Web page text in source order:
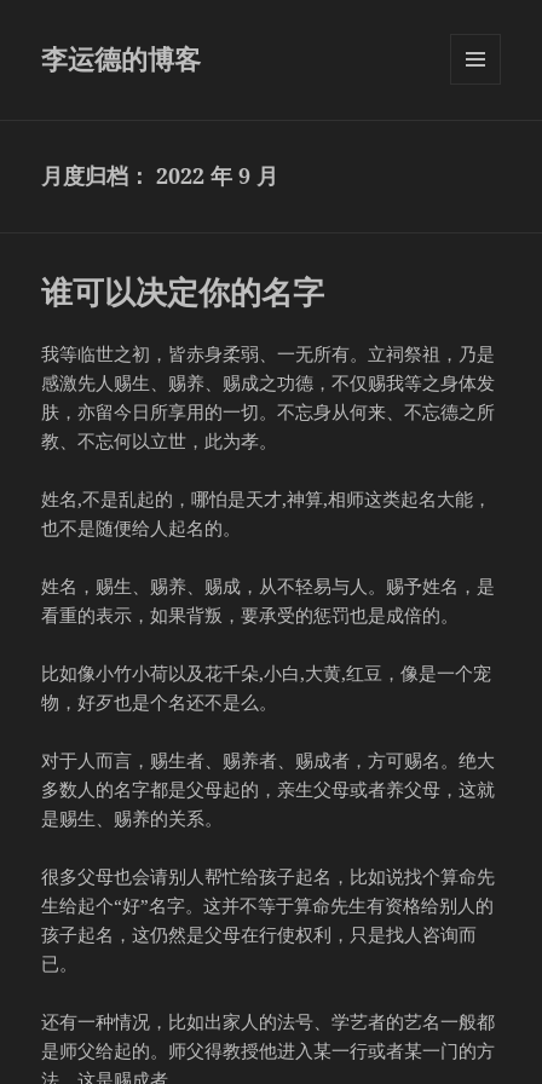
李运德的博客
月度归档：2022 年 9 月
谁可以决定你的名字
我等临世之初，皆赤身柔弱、一无所有。立祠祭祖，乃是
感激先人赐生、赐养、赐成之功德，不仅赐我等之身体发
肤，亦留今日所享用的一切。不忘身从何来、不忘德之所
教、不忘何以立世，此为孝。
姓名,不是乱起的，哪怕是天才,神算,相师这类起名大能，
也不是随便给人起名的。
姓名，赐生、赐养、赐成，从不轻易与人。赐予姓名，是
看重的表示，如果背叛，要承受的惩罚也是成倍的。
比如像小竹小荷以及花千朵,小白,大黄,红豆，像是一个宠
物，好歹也是个名还不是么。
对于人而言，赐生者、赐养者、赐成者，方可赐名。绝大
多数人的名字都是父母起的，亲生父母或者养父母，这就
是赐生、赐养的关系。
很多父母也会请别人帮忙给孩子起名，比如说找个算命先
生给起个“好”名字。这并不等于算命先生有资格给别人的
孩子起名，这仍然是父母在行使权利，只是找人咨询而
已。
还有一种情况，比如出家人的法号、学艺者的艺名一般都
是师父给起的。师父得教授他进入某一行或者某一门的方